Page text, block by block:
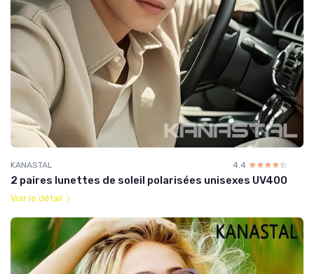
KANASTAL 4.4 ☆☆☆☆☆
★★★★★
2 paires lunettes de soleil polarisées unisexes UV400
Voir le détail